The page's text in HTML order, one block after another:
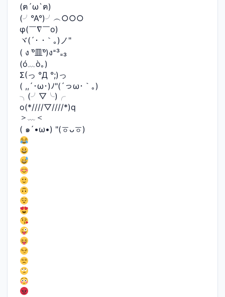
(ฅ´ω`ฅ)
(╯°A°)╯︵○○○
φ(￣∇￣o)
ヾ(´･ ･｀｡)ノ"
( ง ᵒ̌皿ᵒ̌)ง⁼³₌₃
(ó﹏ò｡)
Σ(っ °Д °;)っ
( ,,´･ω･)ﾉ"(´っω･｀｡)
╮(╯▽╰)╭
o(*////▽////*)q
＞﹏＜
( ๑´•ω•) "(ㆆᴗㆆ)